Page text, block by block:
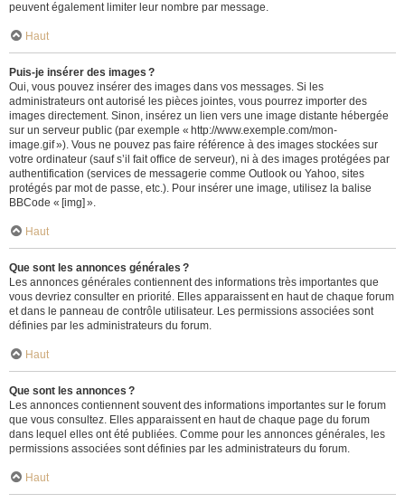
peuvent également limiter leur nombre par message.
Haut
Puis-je insérer des images ?
Oui, vous pouvez insérer des images dans vos messages. Si les
administrateurs ont autorisé les pièces jointes, vous pourrez importer des
images directement. Sinon, insérez un lien vers une image distante hébergée
sur un serveur public (par exemple « http://www.exemple.com/mon-
image.gif »). Vous ne pouvez pas faire référence à des images stockées sur
votre ordinateur (sauf s’il fait office de serveur), ni à des images protégées par
authentification (services de messagerie comme Outlook ou Yahoo, sites
protégés par mot de passe, etc.). Pour insérer une image, utilisez la balise
BBCode « [img] ».
Haut
Que sont les annonces générales ?
Les annonces générales contiennent des informations très importantes que
vous devriez consulter en priorité. Elles apparaissent en haut de chaque forum
et dans le panneau de contrôle utilisateur. Les permissions associées sont
définies par les administrateurs du forum.
Haut
Que sont les annonces ?
Les annonces contiennent souvent des informations importantes sur le forum
que vous consultez. Elles apparaissent en haut de chaque page du forum
dans lequel elles ont été publiées. Comme pour les annonces générales, les
permissions associées sont définies par les administrateurs du forum.
Haut